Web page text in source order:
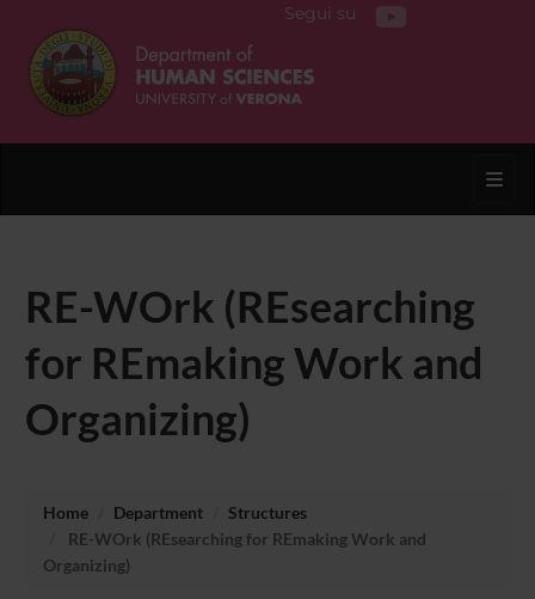
Segui su
RE-WOrk (REsearching
for REmaking Work and
Organizing)
Home Department
Structures
RE-WOrk (REsearching for REmaking Work and
Organizing)